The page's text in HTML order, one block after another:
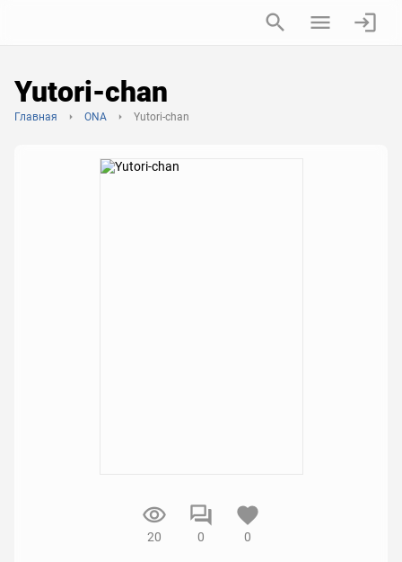
Yutori-chan
Главная ONA Yutori-chan
20 0 0